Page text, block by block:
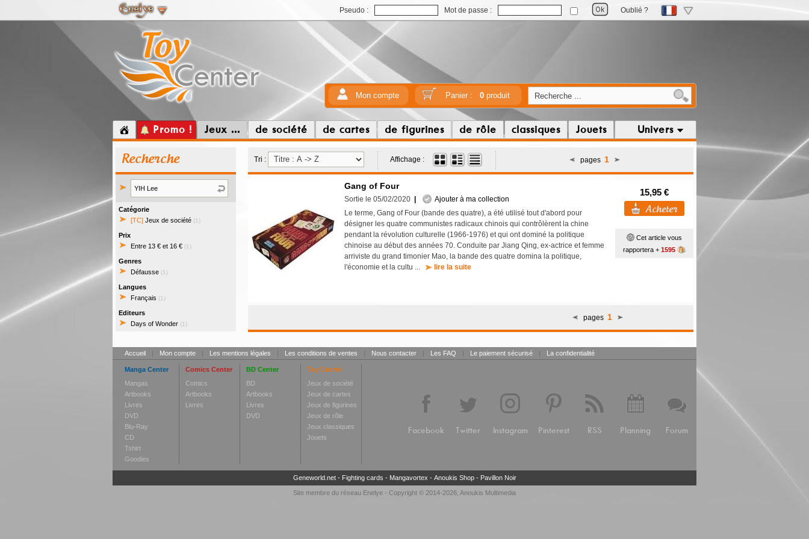
Pseudo : Mot de passe : Oublié ?
Mon compte Panier : 0produit
Promo ! Jeux ... de société de cartes de figurines de rôle classiques Jouets Univers
Recherche
Catégorie
[TC] Jeux de société (1)
Prix
Entre 13 € et 16 € (1)
Genres
Défausse (1)
Langues
Français (1)
Editeurs
Days of Wonder (1)
Tri : Affichage : pages 1
Gang of Four
Sortie le 05/02/2020
Ajouter à ma collection
Le terme, Gang of Four (bande des quatre), a été utilisé tout d'abord pour
désigner les quatre communistes radicaux chinois qui contrôlèrent la chine
pendant la révolution culturelle (1966-1976) et qui ont dominé la politique
chinoise au début des années 70. Conduite par Jiang Qing, ex-actrice et femme
arriviste du grand timonier Mao, la bande des quatre domina la politique,
l'économie et la cultu ...
lire la suite
15,95 €
Cet article vous
rapportera + 1595
pages 1
Accueil | Mon compte | Les mentions légales | Les conditions de ventes | Nous contacter | Les FAQ | Le paiement sécurisé | La confidentialité
Manga Center
Mangas
Artbooks
Livres
DVD
Blu-Ray
CD
Tshirt
Goodies
Comics Center
Comics
Artbooks
Livres
BD Center
BD
Artbooks
Livres
DVD
Toy Center
Jeux de société
Jeux de cartes
Jeux de figurines
Jeux de rôle
Jeux classiques
Jouets
Facebook Twitter Instagram Pinterest RSS Planning Forum
Geneworld.net- Fighting cards - Mangavortex - Anoukis Shop- Pavillon Noir
Site membre du réseau Enelye - Copyright © 2014-2026, Anoukis Multimedia